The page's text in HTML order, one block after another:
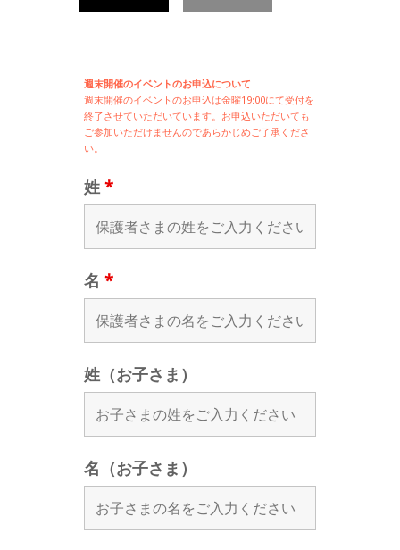
週末開催のイベントのお申込について
週末開催のイベントのお申込は金曜19:00にて受付を
終了させていただいています。お申込いただいても
ご参加いただけませんのであらかじめご了承くださ
い。
姓 *
名 *
姓（お子さま）
名（お子さま）